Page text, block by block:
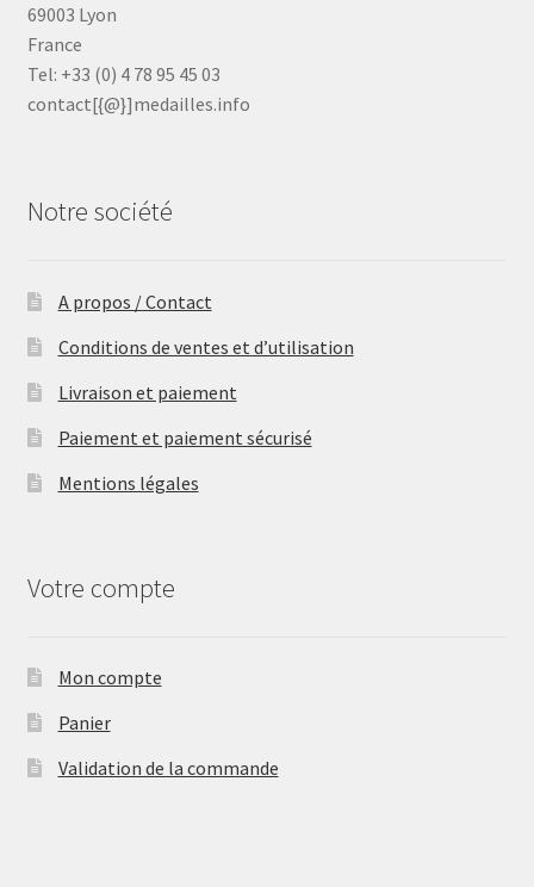
69003 Lyon
France
Tel: +33 (0) 4 78 95 45 03
contact[{@}]medailles.info
Notre société
A propos / Contact
Conditions de ventes et d’utilisation
Livraison et paiement
Paiement et paiement sécurisé
Mentions légales
Votre compte
Mon compte
Panier
Validation de la commande